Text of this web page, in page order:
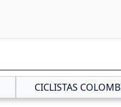
CICLISTAS